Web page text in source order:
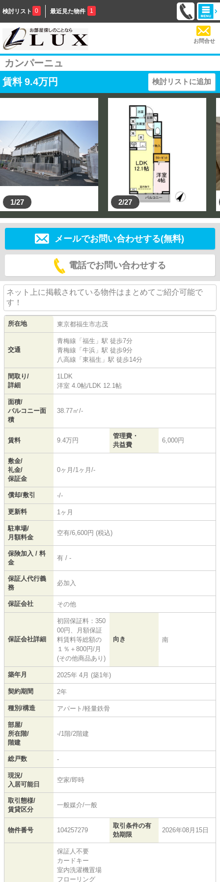
検討リスト 0 最近見た物件 1
お問合せ
カンパーニュ
賃料 9.4万円 検討リストに追加
1/27 2/27
メールでお問い合わせする(無料)
電話でお問い合わせする
ネット上に掲載されている物件はまとめてご紹介可能で
す！
所在地 東京都福生市志茂
交通
青梅線 「福生 」駅 徒歩7分
青梅線 「牛浜 」駅 徒歩9分
八高線 「東福生 」駅 徒歩14分
間取り/
詳細
1LDK
洋室 4.0帖/LDK 12.1帖
面積/
バルコニー面
積
38.77㎡/-
賃料 9.4万円
管理費・
共益費
6,000円
敷金/
礼金/
保証金
0ヶ月/1ヶ月/-
償却/敷引 -/-
更新料 1ヶ月
駐車場/
月額料金
空有/6,600円 (税込)
保険加入 / 料
金
有 / -
保証人代行義
務
必加入
保証会社 その他
保証会社詳細
初回保証料：350
00円、月額保証
料賃料等総額の
１％＋800円/月
(その他商品あり)
向き 南
築年月 2025年 4月 (築1年)
契約期間 2年
種別/構造 アパート/軽量鉄骨
部屋/
所在階/
階建
-/1階/2階建
総戸数 -
現況/
入居可能日
空家/即時
取引態様/
賃貸区分
一般媒介/一般
物件番号 104257279
取引条件の有
効期限
2026年08月15日
保証人不要
カードキー
室内洗濯機置場
フローリング